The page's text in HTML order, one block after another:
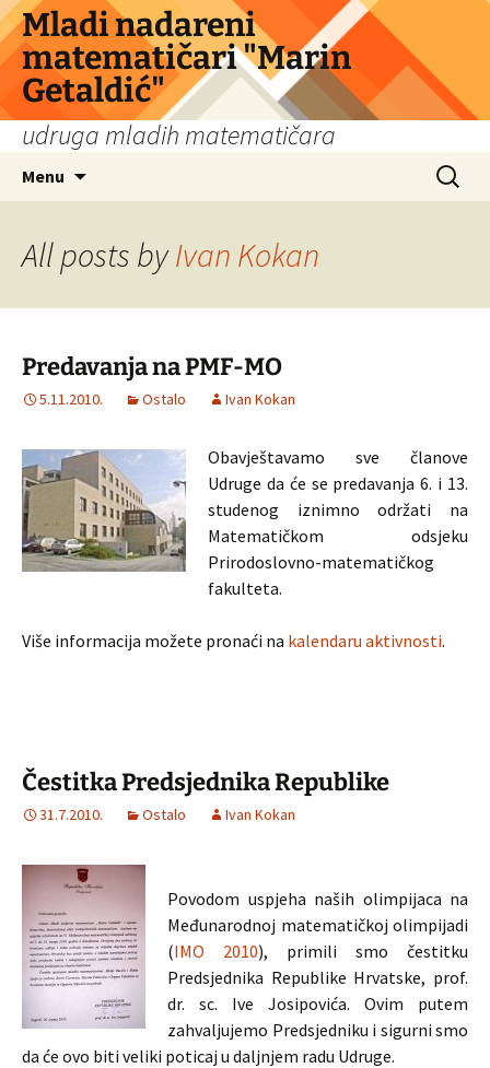
Skip
to
content
Mladi nadareni
matematičari "Marin
Getaldić"
udruga mladih matematičara
Menu
Search
for:
All posts byIvan Kokan
Predavanja na PMF-MO
5.11.2010. Ostalo Ivan Kokan
Obavještavamo sve članove
Udruge da će se predavanja 6. i 13.
studenog iznimno održati na
Matematičkom odsjeku
Prirodoslovno-matematičkog
fakulteta.
Više informacija možete pronaći na kalendaru aktivnosti.
Čestitka Predsjednika Republike
31.7.2010. Ostalo Ivan Kokan
Povodom uspjeha naših olimpijaca na
Međunarodnoj matematičkoj olimpijadi
(IMO 2010), primili smo čestitku
Predsjednika Republike Hrvatske, prof.
dr. sc. Ive Josipovića. Ovim putem
zahvaljujemo Predsjedniku i sigurni smo
da će ovo biti veliki poticaj u daljnjem radu Udruge.